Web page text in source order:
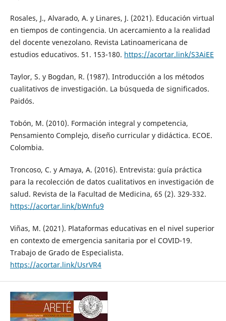
Rosales, J., Alvarado, A. y Linares, J. (2021). Educación virtual
en tiempos de contingencia. Un acercamiento a la realidad
del docente venezolano. Revista Latinoamericana de
estudios educativos. 51. 153-180. https://acortar.link/S3AiEE
Taylor, S. y Bogdan, R. (1987). Introducción a los métodos
cualitativos de investigación. La búsqueda de significados.
Paidós.
Tobón, M. (2010). Formación integral y competencia,
Pensamiento Complejo, diseño curricular y didáctica. ECOE.
Colombia.
Troncoso, C. y Amaya, A. (2016). Entrevista: guía práctica
para la recolección de datos cualitativos en investigación de
salud. Revista de la Facultad de Medicina, 65 (2). 329-332.
https://acortar.link/bWnfu9
Viñas, M. (2021). Plataformas educativas en el nivel superior
en contexto de emergencia sanitaria por el COVID-19.
Trabajo de Grado de Especialista.
https://acortar.link/UsrVR4